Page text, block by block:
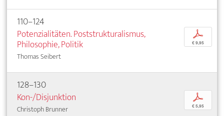
110–124
Potenzialitäten. Poststrukturalismus,
Philosophie, Politik
Thomas Seibert
p
€ 9,95
128–130
Kon-/Disjunktion
Christoph Brunner
p
€ 5,95